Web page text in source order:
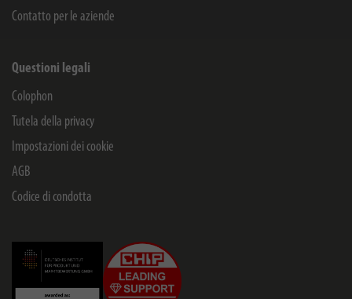
Contatto per le aziende
Questioni legali
Colophon
Tutela della privacy
Impostazioni dei cookie
AGB
Codice di condotta